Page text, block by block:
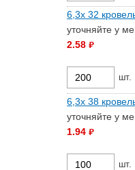
6,3х 32
уточняйте у
2.58 руб.
шт.
6,3х 38
уточняйте у
1.94 руб.
шт.